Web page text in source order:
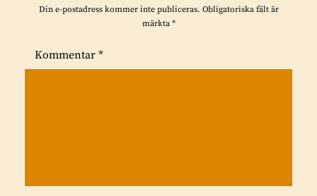
Din e-postadress kommer inte publiceras. Obligatoriska fält är
märkta *
Kommentar *